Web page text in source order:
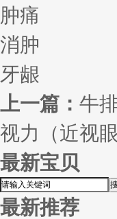
肿痛
消肿
牙龈
上一篇： 牛
视力（近视
最新宝贝
最新推荐